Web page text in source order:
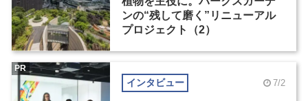
ンの“残して磨く”リニューアル
プロジェクト（2）
インタビュー 7/2
PR